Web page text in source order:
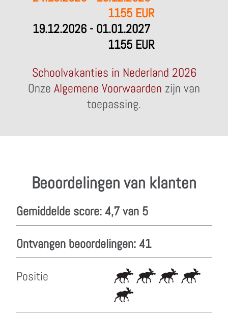
1155 EUR
19.12.2026 - 01.01.2027
1155 EUR
Schoolvakanties in Nederland 2026
Onze Algemene Voorwaarden zijn van
toepassing.
Beoordelingen van klanten
Gemiddelde score: 4,7 van 5
Ontvangen beoordelingen: 41
Positie